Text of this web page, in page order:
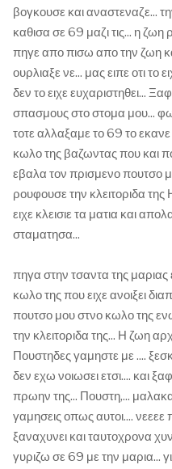
βογκουσε και αναστεναζε...
καθισα σε 69 μαζι τις... η
πηγε απο πισω απο την ζωη
ουρλιαξε νε... μας ειπε οτι το
δεν το ειχε ευχαριστηθει...
σπασμους στο στομα μου...
τοτε αλλαξαμε το 69 το
κωλο της βαζωντας που και
εβαλα τον πρισμενο πουτσο
ρουφουσε την κλειτοριδα
ειχε κλεισιε τα ματια και
σταματησα...
πηγα στην τσαντα της μαριας
κωλο της που ειχε ανοιξει
πουτσο μου στνο κωλο της
την κλειτοριδα της... Η ζωη
Πουστηδες γαμηστε με ....
δεν εχω νοιωσει ετσι.... και
πρωην της... Πουστη,...
γαμησεις οπως αυτοι.... νεεεε
ξαναχυνει και ταυτοχρονα
γυριζω σε 69 με την μαρια...